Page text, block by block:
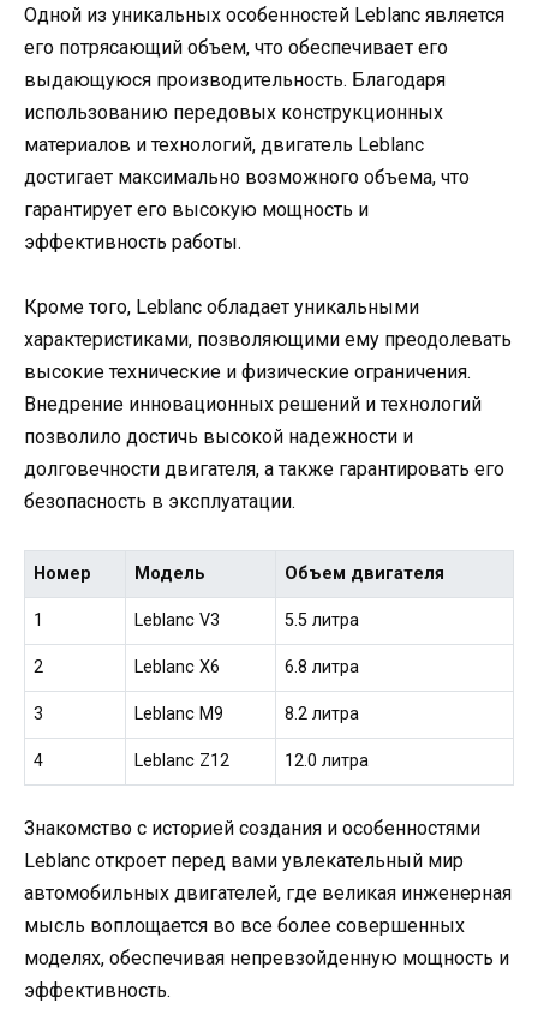
Одной из уникальных особенностей Leblanc является
его потрясающий объем, что обеспечивает его
выдающуюся производительность. Благодаря
использованию передовых конструкционных
материалов и технологий, двигатель Leblanc
достигает максимально возможного объема, что
гарантирует его высокую мощность и
эффективность работы.
Кроме того, Leblanc обладает уникальными
характеристиками, позволяющими ему преодолевать
высокие технические и физические ограничения.
Внедрение инновационных решений и технологий
позволило достичь высокой надежности и
долговечности двигателя, а также гарантировать его
безопасность в эксплуатации.
Номер Модель Объем двигателя
1 Leblanc V3 5.5 литра
2 Leblanc X6 6.8 литра
3 Leblanc M9 8.2 литра
4 Leblanc Z12 12.0 литра
Знакомство с историей создания и особенностями
Leblanc откроет перед вами увлекательный мир
автомобильных двигателей, где великая инженерная
мысль воплощается во все более совершенных
моделях, обеспечивая непревзойденную мощность и
эффективность.